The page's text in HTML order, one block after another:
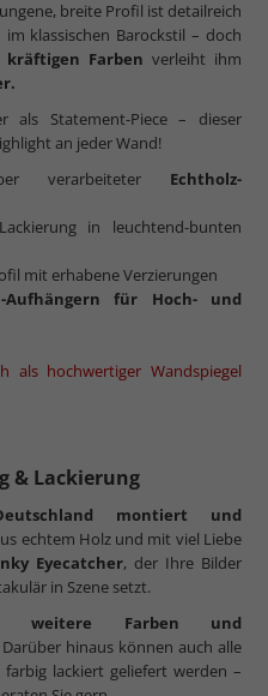
breite Profil ist detailreich
klassischen Barockstil – doch
kräftigen Farben verleiht ihm
als Statement-Piece – dieser
an jeder Wand!
verarbeiteter Echtholz-
in leuchtend-bunten
mit erhabene Verzierungen
Aufhängern
für Hoch- und
als hochwertiger Wandspiegel
& Lackierung
montiert und
echtem Holz und mit viel Liebe
Eyecatcher, der Ihre Bilder
in Szene setzt.
weitere Farben und
Darüber hinaus können auch alle
lackiert geliefert werden –